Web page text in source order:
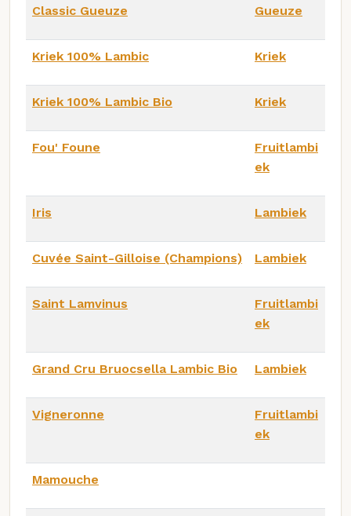
Classic Gueuze Gueuze
Kriek 100% Lambic Kriek
Kriek 100% Lambic Bio Kriek
Fou' Foune
Fruitlambi
ek
Iris Lambiek
Cuvée Saint-Gilloise (Champions) Lambiek
Saint Lamvinus
Fruitlambi
ek
Grand Cru Bruocsella Lambic Bio Lambiek
Vigneronne
Fruitlambi
ek
Mamouche